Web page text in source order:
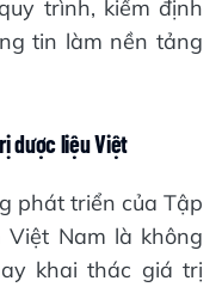
trình, kiểm định
tin làm nền tảng
dược liệu Việt
phát triển của Tập
Việt Nam là không
khai thác giá trị